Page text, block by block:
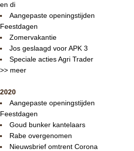
en di
Aangepaste openingstijden
Feestdagen
Zomervakantie
Jos geslaagd voor APK 3
Speciale acties Agri Trader
>> meer
2020
Aangepaste openingstijden
Feestdagen
Goud bunker kantelaars
Rabe overgenomen
Nieuwsbrief omtrent Corona